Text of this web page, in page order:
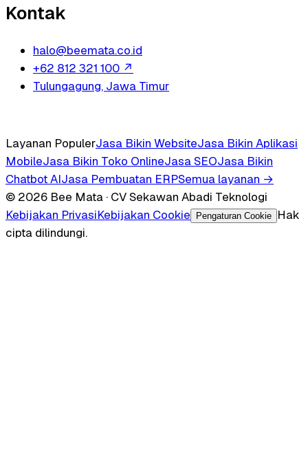
Kontak
halo@beemata.co.id
+62 812 321 100 ↗
Tulungagung, Jawa Timur
Layanan PopulerJasa Bikin WebsiteJasa Bikin Aplikasi
MobileJasa Bikin Toko OnlineJasa SEOJasa Bikin
Chatbot AIJasa Pembuatan ERPSemua layanan →
© 2026 Bee Mata · CV Sekawan Abadi Teknologi
Kebijakan PrivasiKebijakan Cookie Pengaturan Cookie
Hak
cipta dilindungi.